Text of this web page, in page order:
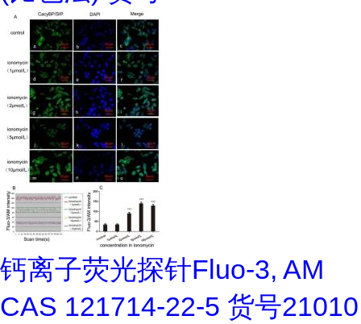
钙离子荧光探针Fluo-3, AM
CAS 121714-22-5 货号21010